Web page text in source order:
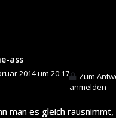
ass
2014 um 20:17
Zum
anmelden
man es gleich